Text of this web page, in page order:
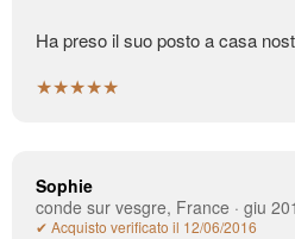
Ha preso il suo posto a casa
★★★★★
Sophie
conde sur vesgre, France · giu
✔ Acquisto verificato il 12/06/2016